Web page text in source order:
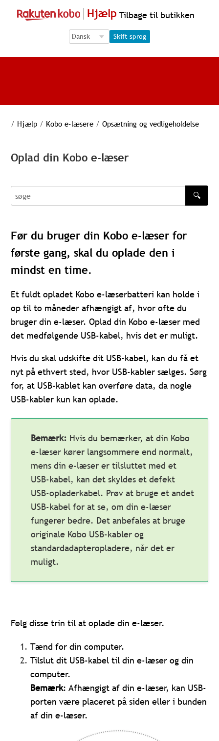
Hjælp Tilbage til butikken
Language Selection
Language Selection
Skift sprog
/ Hjælp / Kobo e-læsere / Opsætning og vedligeholdelse
Oplad din Kobo e-læser
søge
🔍
Før du bruger din Kobo e-læser for
første gang, skal du oplade den i
mindst en time.
Et fuldt opladet Kobo e-læserbatteri kan holde i
op til to måneder afhængigt af, hvor ofte du
bruger din e-læser. Oplad din Kobo e-læser med
det medfølgende USB-kabel, hvis det er muligt.
Hvis du skal udskifte dit USB-kabel, kan du få et
nyt på ethvert sted, hvor USB-kabler sælges. Sørg
for, at USB-kablet kan overføre data, da nogle
USB-kabler kun kan oplade.
Bemærk: Hvis du bemærker, at din Kobo
e-læser kører langsommere end normalt,
mens din e-læser er tilsluttet med et
USB-kabel, kan det skyldes et defekt
USB-opladerkabel. Prøv at bruge et andet
USB-kabel for at se, om din e-læser
fungerer bedre. Det anbefales at bruge
originale Kobo USB-kabler og
standardadapteropladere, når det er
muligt.
Følg disse trin til at oplade din e-læser.
Tænd for din computer.
Tilslut dit USB-kabel til din e-læser og din
computer.
Bemærk: Afhængigt af din e-læser, kan USB-
porten være placeret på siden eller i bunden
af din e-læser.